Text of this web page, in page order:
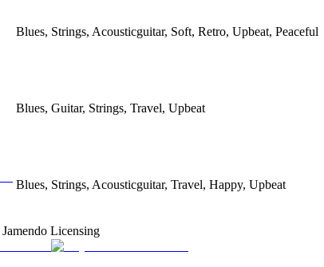
Blues, Strings, Acousticguitar, Soft, Retro, Upbeat, Peaceful
Blues, Guitar, Strings, Travel, Upbeat
Blues, Strings, Acousticguitar, Travel, Happy, Upbeat
Jamendo Licensing